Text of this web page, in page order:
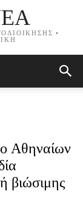
•
Αθηναίων
βιώσιμης